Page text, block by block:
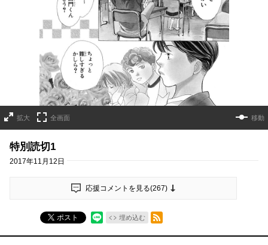
拡大 全画面 移動
特別読切1
2017年11月12日
応援コメントを見る(267)
ポスト 埋め込む
RSSフィード